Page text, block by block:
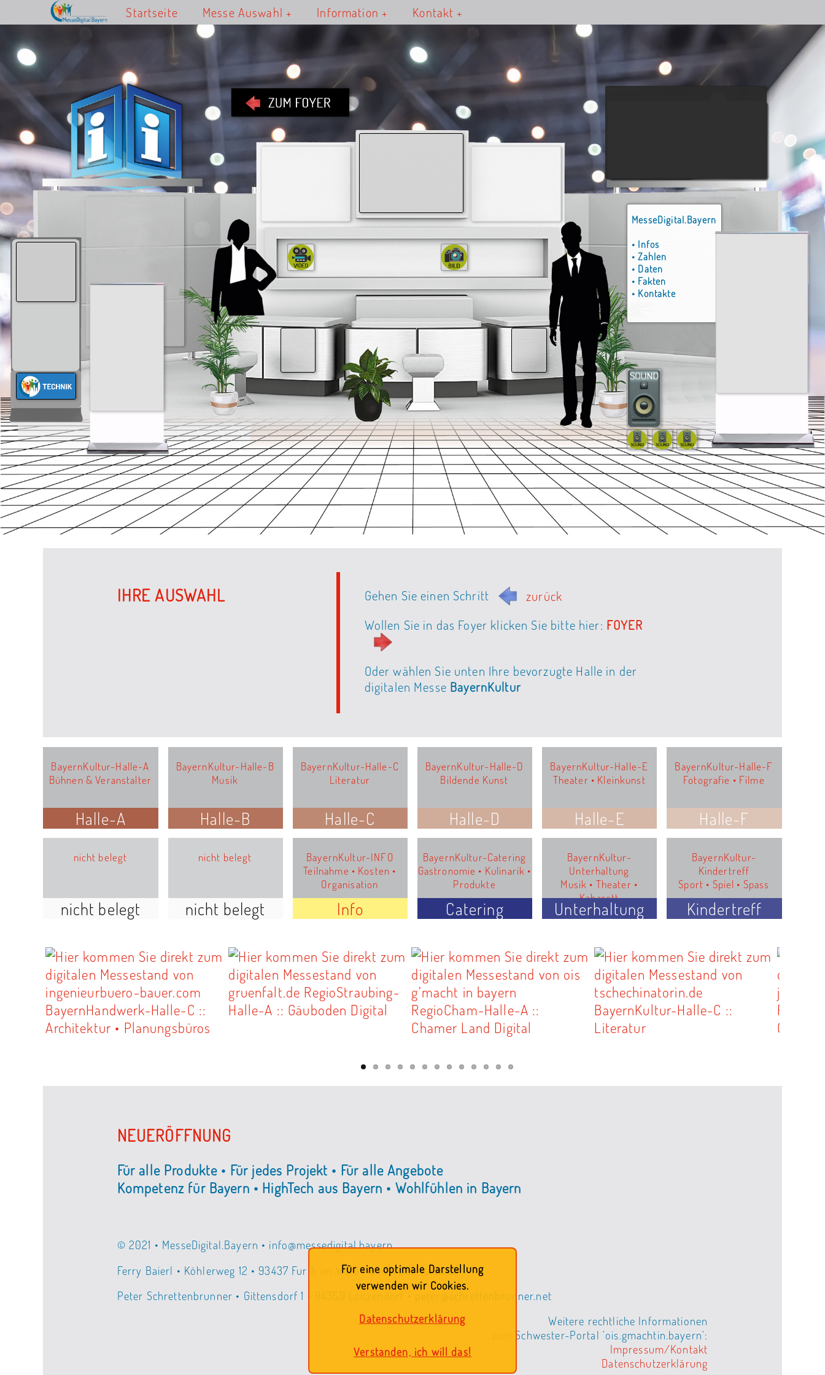
Startseite Messe Auswahl Information Kontakt
MesseDigital.Bayern
• Infos
• Zahlen
• Daten
• Fakten
• Kontakte
IHRE AUSWAHL Gehen Sie einen Schritt
zurück
Wollen Sie in das Foyer klicken Sie bitte hier: FOYER
Oder wählen Sie unten Ihre bevorzugte Halle in der
digitalen Messe BayernKultur
BayernKultur-Halle-A
Bühnen & Veranstalter
Halle-A
BayernKultur-Halle-B
Musik
Halle-B
BayernKultur-Halle-C
Literatur
Halle-C
BayernKultur-Halle-D
Bildende Kunst
Halle-D
BayernKultur-Halle-E
Theater • Kleinkunst
Halle-E
BayernKultur-Halle-F
Fotografie • Filme
Halle-F
nicht belegt
nicht belegt
nicht belegt
nicht belegt
BayernKultur-INFO
Teilnahme • Kosten •
Organisation
Info
BayernKultur-Catering
Gastronomie • Kulinarik •
Produkte
Catering
BayernKultur-
Unterhaltung
Musik • Theater •
Kabarett
Unterhaltung
BayernKultur-
Kindertreff
Sport • Spiel • Spass
Kindertreff
NEUERÖFFNUNG
Für alle Produkte • Für jedes Projekt • Für alle Angebote
Kompetenz für Bayern • HighTech aus Bayern • Wohlfühlen in Bayern
© 2021 • MesseDigital.Bayern • info@messedigital.bayern
Ferry Baierl • Köhlerweg 12 • 93437 Furth im Wald • baierl@cc-furth.de
Peter Schrettenbrunner • Gittensdorf 1 • 94359 Loitzendorf • peter@schrettenbrunner.net
Weitere rechtliche Informationen
zum Schwester-Portal 'ois.gmachtin.bayern':
Impressum/Kontakt
Datenschutzerklärung
Für eine optimale Darstellung
verwenden wir Cookies.
Datenschutzerklärung
Verstanden, ich will das!